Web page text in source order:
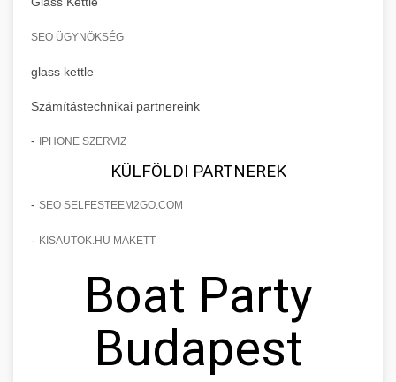
SEO ÜGYNÖKSÉG
glass kettle
Számítástechnikai partnereink
- IPHONE SZERVIZ
KÜLFÖLDI PARTNEREK
- SEO SELFESTEEM2GO.COM
- KISAUTOK.HU MAKETT
Boat Party
Budapest